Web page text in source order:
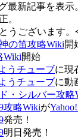
最新記事を表示
。
うございます。
の笛攻略Wiki開
Wiki開始
うチューブに現
うチューブに動
・シルバー攻略
攻略Wikiが
発売！
明日発売！